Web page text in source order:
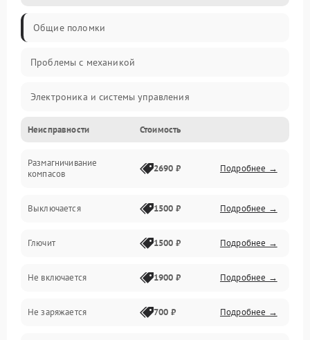
Общие поломки
Проблемы с механикой
Электроника и системы управления
Проблемы с сигналом
Двигатели и силовая установка
Механические повреждения
Неисправности Стоимость
Размагничивание
компасов
2690 ₽ Подробнее →
Выключается 1500 ₽ Подробнее →
Глючит 1500 ₽ Подробнее →
Не включается 1900 ₽ Подробнее →
Не заряжается 700 ₽ Подробнее →